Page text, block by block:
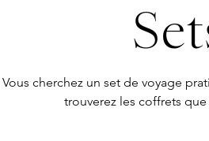
cherchez un set de voyage
trouverez les coffrets que